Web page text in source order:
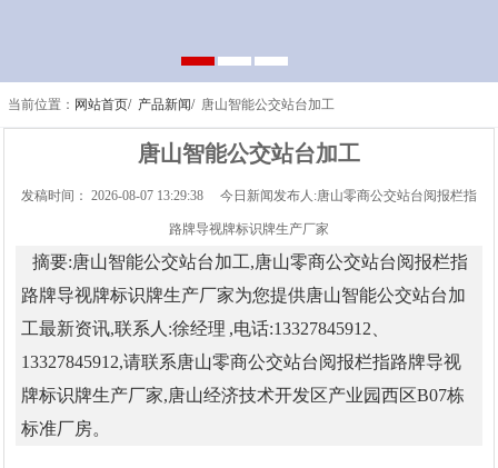
当前位置： 网站首页/ 产品新闻/ 唐山智能公交站台加工
唐山智能公交站台加工
发稿时间： 2026-08-07 13:29:38 今日新闻发布人:唐山零商公交站台阅报栏指
路牌导视牌标识牌生产厂家
摘要:唐山智能公交站台加工,唐山零商公交站台阅报栏指
路牌导视牌标识牌生产厂家为您提供唐山智能公交站台加
工最新资讯,联系人:徐经理 ,电话:13327845912、
13327845912,请联系唐山零商公交站台阅报栏指路牌导视
牌标识牌生产厂家,唐山经济技术开发区产业园西区B07栋
标准厂房。